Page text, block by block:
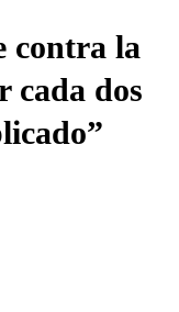
contra la
cada dos